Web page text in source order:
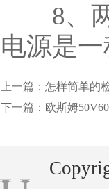
8、两
电源是
上一篇：怎样简单的
下一篇：欧斯姆